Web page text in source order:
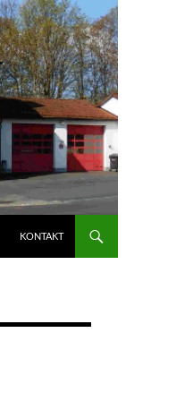
KONTAKT